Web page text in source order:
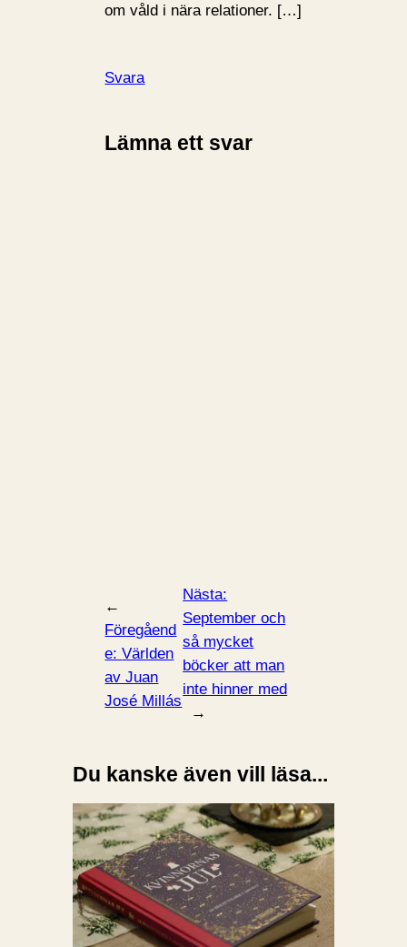
om våld i nära relationer. […]
Svara
Lämna ett svar
←
Föregåend
e:Världen
av Juan
José Millás
Nästa:
September och
så mycket
böcker att man
inte hinner med
→
Du kanske även vill läsa...